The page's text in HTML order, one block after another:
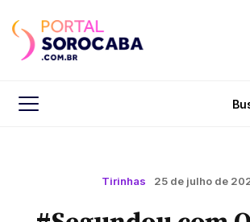
Tirinhas 25 de julho de